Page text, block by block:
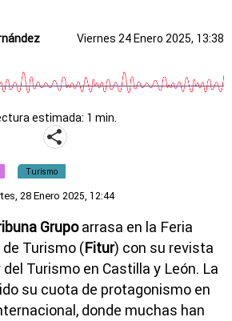
Viernes 24 Enero 2025, 13:38
estimada: 1 min.
Turismo
28 Enero 2025, 12:44
Grupoarrasa en la Feria
Turismo (Fitur) con su revista
Turismo en Castilla y León. La
su cuota de protagonismo en
donde muchas han